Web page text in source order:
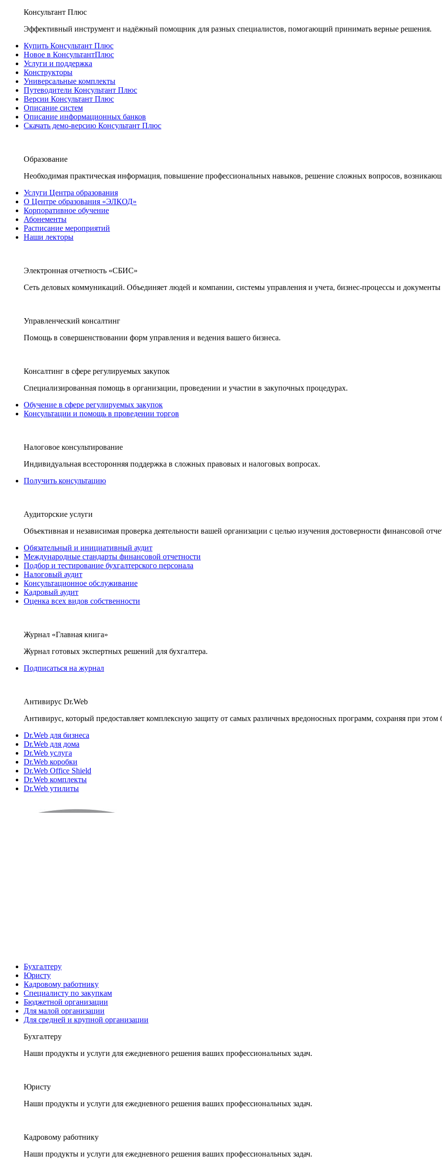
Консультант Плюс
Эффективный инструмент и надёжный помощник для разных специалистов, помогающий принимать верные решения.
Купить Консультант Плюс
Новое в КонсультантПлюс
Услуги и поддержка
Конструкторы
Универсальные комплекты
Путеводители Консультант Плюс
Версии Консультант Плюс
Описание систем
Описание информационных банков
Скачать демо-версию Консультант Плюс
Образование
Необходимая практическая информация, повышение профессиональных навыков, решение сложных вопросов,
Услуги Центра образования
О Центре образования «ЭЛКОД»
Корпоративное обучение
Абонементы
Расписание мероприятий
Наши лекторы
Электронная отчетность «СБИС»
Сеть деловых коммуникаций. Объединяет людей и компании, системы управления и учета, бизнес-процессы и документы
Управленческий консалтинг
Помощь в совершенствовании форм управления и ведения вашего бизнеса.
Консалтинг в сфере регулируемых закупок
Специализированная помощь в организации, проведении и участии в закупочных процедурах.
Обучение в сфере регулируемых закупок
Консультации и помощь в проведении торгов
Налоговое консультирование
Индивидуальная всесторонняя поддержка в сложных правовых и налоговых вопросах.
Получить консультацию
Аудиторские услуги
Объективная и независимая проверка деятельности вашей организации с целью изучения достоверности финансовой
Обязательный и инициативный аудит
Международные стандарты финансовой отчетности
Подбор и тестирование бухгалтерского персонала
Налоговый аудит
Консультационное обслуживание
Кадровый аудит
Оценка всех видов собственности
Журнал «Главная книга»
Журнал готовых экспертных решений для бухгалтера.
Подписаться на журнал
Антивирус Dr.Web
Антивирус, который предоставляет комплексную защиту от самых различных вредоносных программ, сохраняя при этом
Dr.Web для бизнеса
Dr.Web для дома
Dr.Web услуга
Dr.Web коробки
Dr.Web Office Shield
Dr.Web комплекты
Dr.Web утилиты
Бухгалтеру
Юристу
Кадровому работнику
Специалисту по закупкам
Бюджетной организации
Для малой организации
Для средней и крупной организации
Бухгалтеру
Наши продукты и услуги для ежедневного решения ваших профессиональных задач.
Юристу
Наши продукты и услуги для ежедневного решения ваших профессиональных задач.
Кадровому работнику
Наши продукты и услуги для ежедневного решения ваших профессиональных задач.